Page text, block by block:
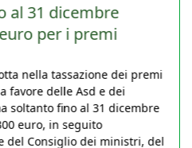
al 31 dicembre
per i premi
nella tassazione dei premi
favore delle Asd e dei
soltanto fino al 31 dicembre
euro, in seguito
del Consiglio dei ministri, del